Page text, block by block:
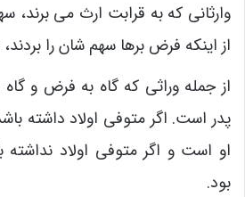
وارثانی که به قرابت ارث می برند،
از اینکه فرض برها سهم شان را
از جمله وراثی که گاه به فرض و
پدر است. اگر متوفی اولاد داشته
او است و اگر متوفی اولاد نداشته
بود.